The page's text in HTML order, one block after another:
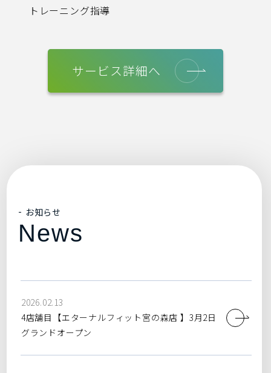
トレーニング指導
サービス詳細へ
お知らせ
News
2026.02.13
4店舗目【エターナルフィット宮の森店 】3月2日
グランドオープン